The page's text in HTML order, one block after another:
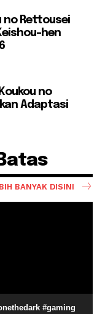
no Rettousei
hen
no
Adaptasi
BANYAK DISINI
#gaming